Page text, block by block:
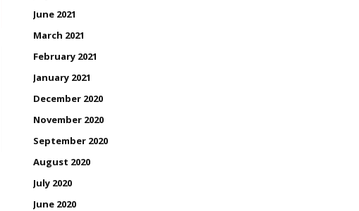
June 2021
March 2021
February 2021
January 2021
December 2020
November 2020
September 2020
August 2020
July 2020
June 2020